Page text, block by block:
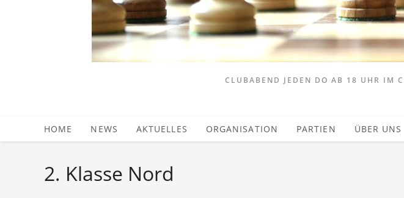
CLUBABEND JEDEN DO AB 18 UHR IM
HOME NEWS AKTUELLES ORGANISATION PARTIEN ÜBER UNS
2. Klasse Nord